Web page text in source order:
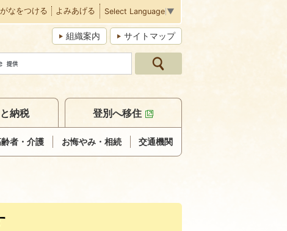
なをつける よみあげる Select Language ▼
組織案内 サイトマップ
者・介護 お悔やみ・相続 交通機関
納税 登別へ移住